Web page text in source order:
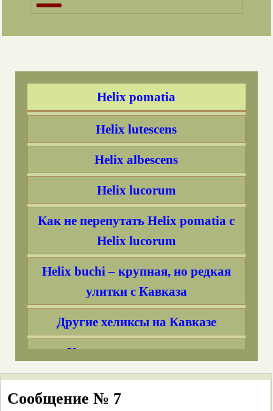
Helix pomatia
Helix lutescens
Helix albescens
Helix lucorum
Как не перепутать Helix pomatia с
Helix lucorum
Helix buchi – крупная, но редкая
улитки с Кавказа
Другие хеликсы на Кавказе
Кто такие кавказотахеи
Caucasotachea?
Cryptomphalus aspersa
Сообщение № 7